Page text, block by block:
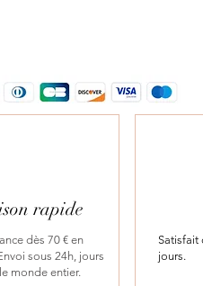
rapide
dès 70 € en
sous 24h, jours
monde entier.
Satisfait
jours.